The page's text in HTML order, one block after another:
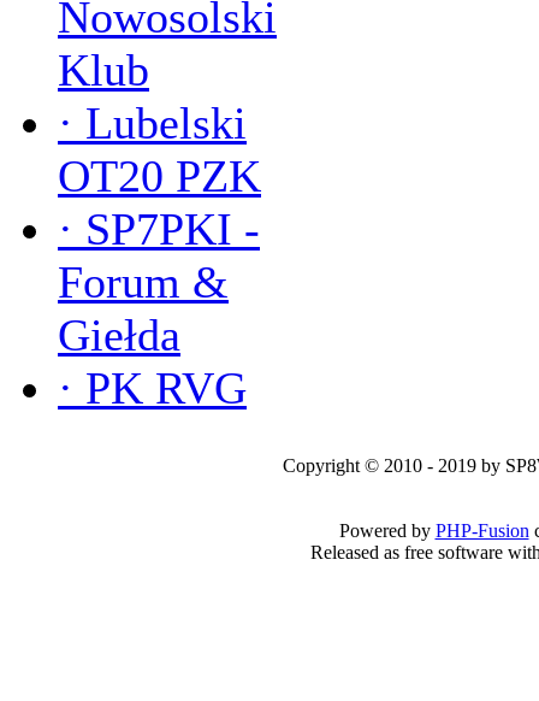
Nowosolski
Klub
· Lubelski
OT20 PZK
· SP7PKI -
Forum &
Giełda
· PK RVG
Copyright © 2010 - 2019 by
Powered by PHP-Fusion
Released as free software